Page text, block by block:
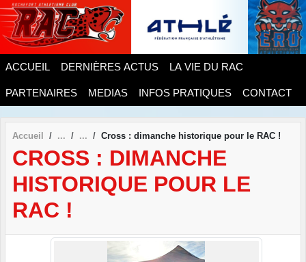
ACCUEIL DERNIÈRES ACTUS LA VIE DU RAC
PARTENAIRES MEDIAS INFOS PRATIQUES CONTACT
Accueil Cross : dimanche historique pour le RAC !
CROSS : DIMANCHE
HISTORIQUE POUR LE
RAC !
Panneau de gestion des cookies